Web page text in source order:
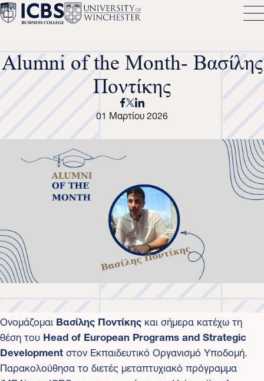
Alumni of the Month- Βασίλης
Ποντίκης
01 Μαρτίου 2026
ΟνομάζομαιΒασίλης Ποντίκηςκαι σήμερα κατέχω τη
θέση τουHead of European Programsand Strategic
Developmentστον Εκπαιδευτικό Οργανισμό Υποδομή.
Παρακολούθησα το διετές μεταπτυχιακό πρόγραμμα